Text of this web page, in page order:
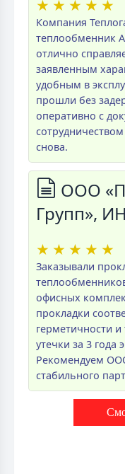
★ ★ ★ ★ ★
Компания
теплообменник
отлично
заявленным
удобным в
прошли без
оперативно с
снова.
ООО
Групп»,
★ ★ ★ ★ ★
Заказывали
офисных
прокладки
герметичности
утечки за 3 года
Рекомендуем
стабильного